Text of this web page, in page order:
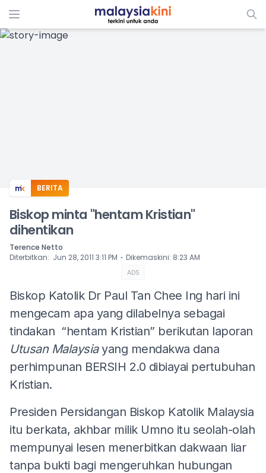
ADS
BERITA
Biskop minta "hentam Kristian"
dihentikan
Terence Netto
Diterbitkan: Jun 28, 2011 3:11 PM ⋅ Dikemaskini: 8:23 AM
ADS
Biskop Katolik Dr Paul Tan Chee Ing hari ini
mengecam apa yang dilabelnya sebagai
tindakan “hentam Kristian” berikutan laporan
Utusan Malaysiayang mendakwa dana
perhimpunan BERSIH 2.0 dibiayai pertubuhan
Kristian.
Presiden Persidangan Biskop Katolik Malaysia
itu berkata, akhbar milik Umno itu seolah-olah
mempunyai lesen menerbitkan dakwaan liar
tanpa bukti bagi mengeruhkan hubungan